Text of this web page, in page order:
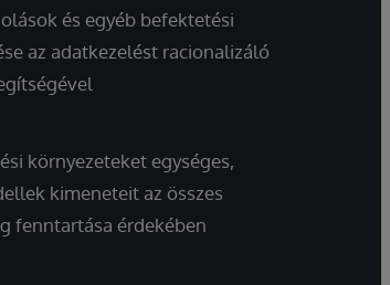
és egyéb befektetési
az adatkezelést racionalizáló
környezeteket egységes,
kimeneteit az összes
fenntartása érdekében